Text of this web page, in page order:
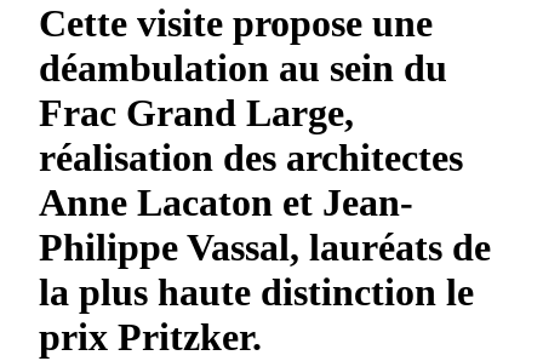
Cette visite propose une
déambulation au sein du
Frac Grand Large,
réalisation des architectes
Anne Lacaton et Jean-
Philippe Vassal, lauréats de
la plus haute distinction le
prix Pritzker.